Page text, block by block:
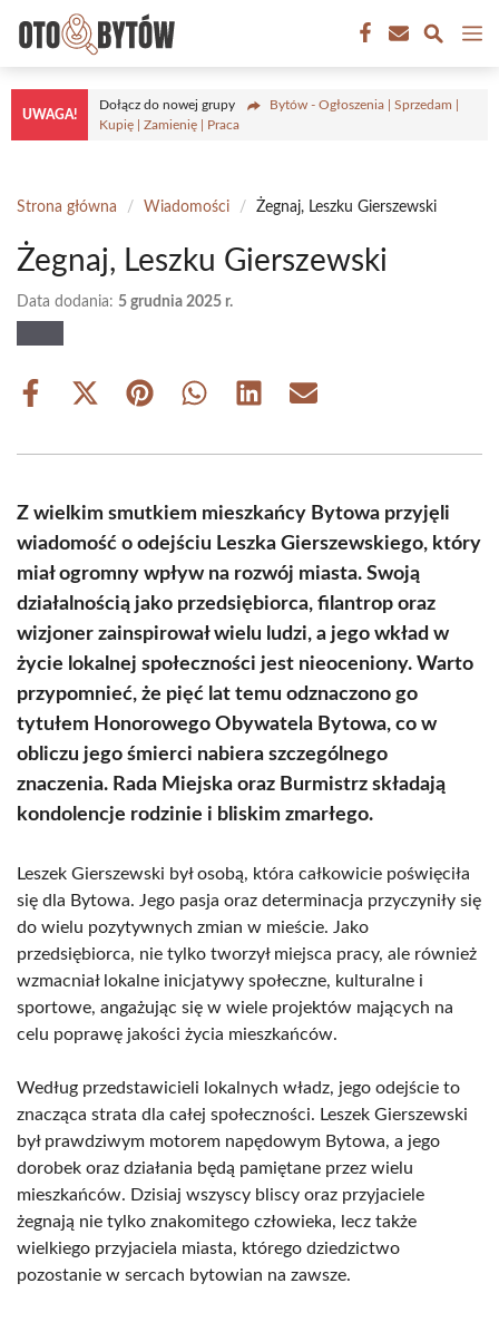
treści
UWAGA!
Dołącz do nowej grupy
Bytów - Ogłoszenia | Sprzedam |
Kupię | Zamienię | Praca
Strona główna / Wiadomości / Żegnaj, Leszku Gierszewski
Żegnaj, Leszku Gierszewski
Data dodania: 5 grudnia 2025 r.
Share
Share
(Twitter)
Share Share Share Share
Z wielkim smutkiem mieszkańcy Bytowa przyjęli
wiadomość o odejściu Leszka Gierszewskiego, który
miał ogromny wpływ na rozwój miasta. Swoją
działalnością jako przedsiębiorca, filantrop oraz
wizjoner zainspirował wielu ludzi, a jego wkład w
życie lokalnej społeczności jest nieoceniony. Warto
przypomnieć, że pięć lat temu odznaczono go
tytułem Honorowego Obywatela Bytowa, co w
obliczu jego śmierci nabiera szczególnego
znaczenia. Rada Miejska oraz Burmistrz składają
kondolencje rodzinie i bliskim zmarłego.
Leszek Gierszewski był osobą, która całkowicie poświęciła
się dla Bytowa. Jego pasja oraz determinacja przyczyniły się
do wielu pozytywnych zmian w mieście. Jako
przedsiębiorca, nie tylko tworzył miejsca pracy, ale również
wzmacniał lokalne inicjatywy społeczne, kulturalne i
sportowe, angażując się w wiele projektów mających na
celu poprawę jakości życia mieszkańców.
Według przedstawicieli lokalnych władz, jego odejście to
znacząca strata dla całej społeczności. Leszek Gierszewski
był prawdziwym motorem napędowym Bytowa, a jego
dorobek oraz działania będą pamiętane przez wielu
mieszkańców. Dzisiaj wszyscy bliscy oraz przyjaciele
żegnają nie tylko znakomitego człowieka, lecz także
wielkiego przyjaciela miasta, którego dziedzictwo
pozostanie w sercach bytowian na zawsze.